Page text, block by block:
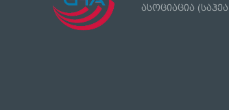
ასოციაცია